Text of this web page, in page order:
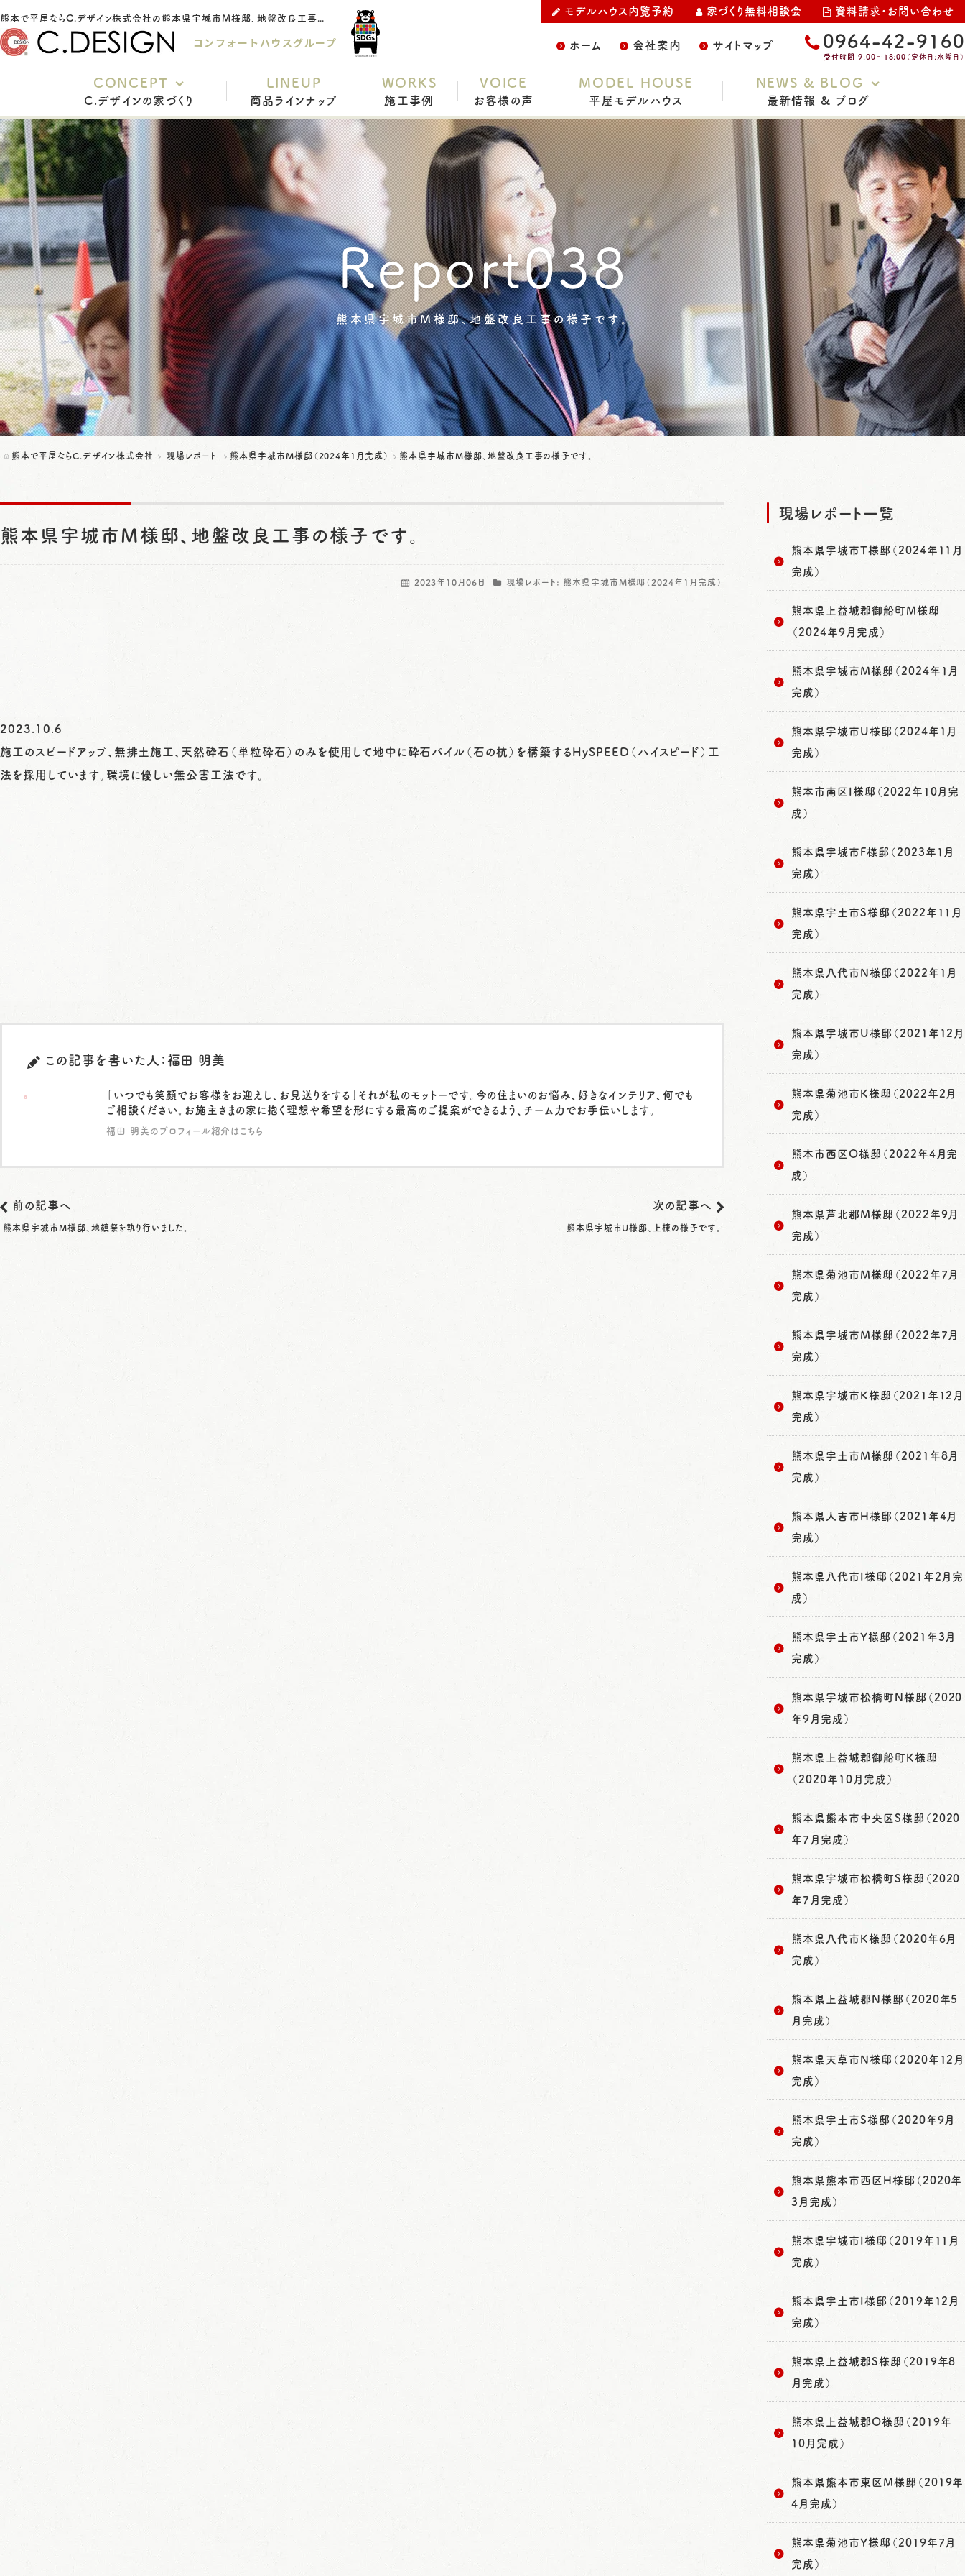
熊本で平屋ならC.デザイン株式会社の熊本県宇城市M様邸、地盤改良工事の様子です。をご紹介
コンフォートハウスグループ ホーム 会社案内 サイトマップ
モデルハウス内覧予約 家づくり無料相談会 資料請求・お問い合わせ
0964-42-9160
受付時間 9:00～18:00（定休日:水曜日）
CONCEPT
C.デザインの家づくり
充実の標準仕様
安心の保証
家づくりの流れ
インテリアスタイル
よくあるご質問
スタッフ紹介
LINEUP
商品ラインナップ
WORKS
施工事例
VOICE
お客様の声
MODEL HOUSE
平屋モデルハウス
NEWS & BLOG
最新情報 & ブログ
お知らせ
家づくりコラム
スタッフブログ
イベント・完成見学会
土地情報
現場レポート
Report038
熊本県宇城市M様邸、地盤改良工事の様子です。
熊本で平屋ならC.デザイン株式会社 現場レポート 熊本県宇城市M様邸（2024年1月完成） 熊本県宇城市M様邸、地盤改良工事の様子です。
熊本県宇城市M様邸、地盤改良工事の様子です。
2023年10月06日 現場レポート: 熊本県宇城市M様邸（2024年1月完成）
2023.10.6
施工のスピードアップ、無排土施工、天然砕石（単粒砕石）のみを使用して地中に砕石パイル（石の杭）を構築するHySPEED（ハイスピード）工
法を採用しています。環境に優しい無公害工法です。
この記事を書いた人：福田 明美
「いつでも笑顔でお客様をお迎えし、お見送りをする」それが私のモットーです。今の住まいのお悩み、好きなインテリア、何でも
ご相談ください。お施主さまの家に抱く理想や希望を形にする最高のご提案ができるよう、チーム力でお手伝いします。
福田 明美のプロフィール紹介はこちら
前の記事へ
熊本県宇城市M様邸、地鎮祭を執り行いました。
次の記事へ
熊本県宇城市U様邸、上棟の様子です。
現場レポート一覧
熊本県宇城市T様邸（2024年11月
完成）
熊本県上益城郡御船町M様邸
（2024年9月完成）
熊本県宇城市M様邸（2024年1月
完成）
熊本県宇城市U様邸（2024年1月
完成）
熊本市南区I様邸（2022年10月完
成）
熊本県宇城市F様邸（2023年1月
完成）
熊本県宇土市S様邸（2022年11月
完成）
熊本県八代市N様邸（2022年1月
完成）
熊本県宇城市U様邸（2021年12月
完成）
熊本県菊池市K様邸（2022年2月
完成）
熊本市西区O様邸（2022年4月完
成）
熊本県芦北郡M様邸（2022年9月
完成）
熊本県菊池市M様邸（2022年7月
完成）
熊本県宇城市M様邸（2022年7月
完成）
熊本県宇城市K様邸（2021年12月
完成）
熊本県宇土市M様邸（2021年8月
完成）
熊本県人吉市H様邸（2021年4月
完成）
熊本県八代市I様邸（2021年2月完
成）
熊本県宇土市Y様邸（2021年3月
完成）
熊本県宇城市松橋町N様邸（2020
年9月完成）
熊本県上益城郡御船町K様邸
（2020年10月完成）
熊本県熊本市中央区S様邸（2020
年7月完成）
熊本県宇城市松橋町S様邸（2020
年7月完成）
熊本県八代市K様邸（2020年6月
完成）
熊本県上益城郡N様邸（2020年5
月完成）
熊本県天草市N様邸（2020年12月
完成）
熊本県宇土市S様邸（2020年9月
完成）
熊本県熊本市西区H様邸（2020年
3月完成）
熊本県宇城市I様邸（2019年11月
完成）
熊本県宇土市I様邸（2019年12月
完成）
熊本県上益城郡S様邸（2019年8
月完成）
熊本県上益城郡O様邸（2019年
10月完成）
熊本県熊本市東区M様邸（2019年
4月完成）
熊本県菊池市Y様邸（2019年7月
完成）